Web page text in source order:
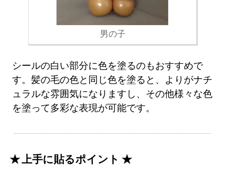
男の子
シールの白い部分に色を塗るのもおすすめで
す。髪の毛の色と同じ色を塗ると、よりがナチ
ュラルな雰囲気になりますし、その他様々な色
を塗って多彩な表現が可能です。
上手に貼るポイント